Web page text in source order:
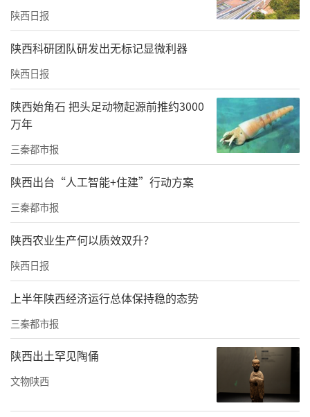
阅读月活动分阶段有序推进：启动仪式依托绘
本角色装扮入园、趣味游园会开展，开设绘本
音乐游戏、图书盲盒漂流、芳草诗会、听读迷
宫等七大游戏点位，让幼儿在沉浸式玩乐中初
识绘本、亲近阅读；4月21日—5月25日进入主
体实施阶段，全园落地21天亲子阅读打卡、亲
子自制绘本创作、优秀家庭图书角评选等家园
共读项目，各班紧扣本班选定剧目配套精读绘
本，系统化开展绘本主题课程学习，为绘本剧
编排、成果展出夯实基础。
活动伊始，校园操场周边同步开设13个静态成
果展区，所有展品围绕绘本剧对应的精读绘本
课程进行布设，集中展现各班绘本课程实施过
程与幼儿阶段性作品。展区陈列幼儿依托精读
陕西日报
陕西科研团队研发出无标记显微利器
陕西日报
陕西始角石 把头足动物起源前推约3000
万年
三秦都市报
陕西出台“人工智能+住建”行动方案
三秦都市报
陕西农业生产何以质效双升？
陕西日报
上半年陕西经济运行总体保持稳的态势
三秦都市报
陕西出土罕见陶俑
文物陕西